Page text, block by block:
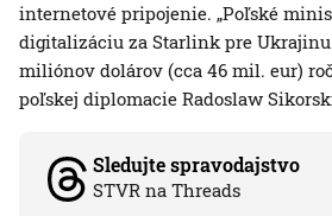
internetové pripojenie. „Poľské
digitalizáciu za Starlink pre
miliónov dolárov (cca 46 mil. eur)
poľskej diplomacie Radoslaw
Sledujte spravodajstvo
STVR na Threads